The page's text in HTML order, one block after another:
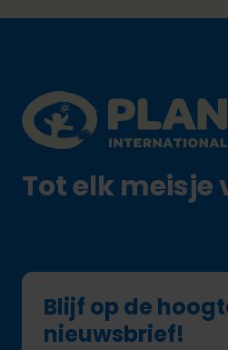
Plan International logo
Tot elk meisje
Blijf op de
nieuwsbrief!